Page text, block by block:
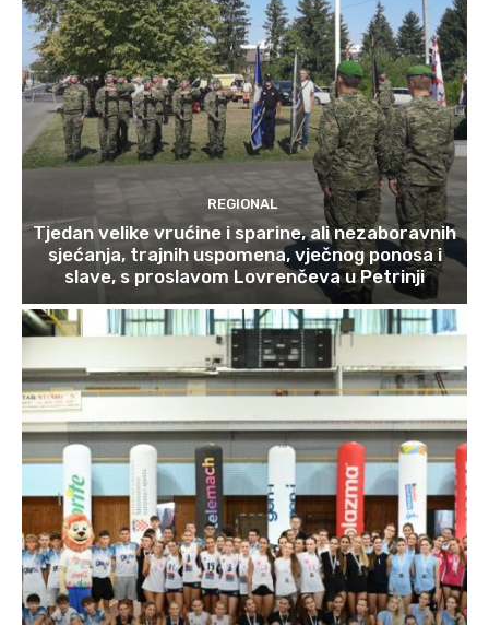
REGIONAL
Tjedan velike vrućine i sparine, ali nezaboravnih
sjećanja, trajnih uspomena, vječnog ponosa i
slave, s proslavom Lovrenčeva u Petrinji